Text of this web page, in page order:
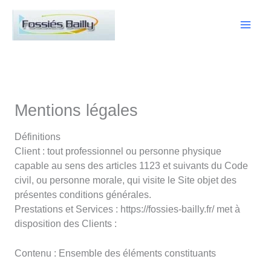
contenu
Mentions légales
Définitions
Client : tout professionnel ou personne physique
capable au sens des articles 1123 et suivants du Code
civil, ou personne morale, qui visite le Site objet des
présentes conditions générales.
Prestations et Services : https://fossies-bailly.fr/ met à
disposition des Clients :
Contenu : Ensemble des éléments constituants